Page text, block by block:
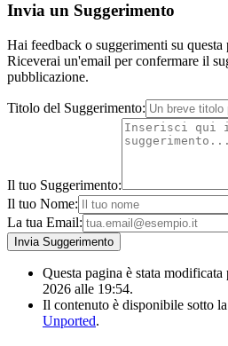
Invia un Suggerimento
Hai feedback o suggerimenti su questa
Riceverai un'email per confermare il
pubblicazione.
Titolo del Suggerimento:
Il tuo Suggerimento:
Il tuo Nome:
La tua Email:
Questa pagina è stata
2026 alle 19:54.
Il contenuto è disponibile sotto la
Unported.